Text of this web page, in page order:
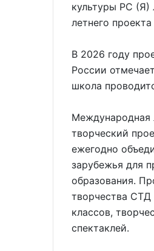
культуры РС (Я)
летнего
В 2026 году
России
школа
Международная
творческий
ежегодно
зарубежья для
образования.
творчества
классов,
спектаклей.